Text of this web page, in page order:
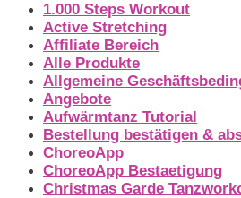
1.000 Steps Workout
Active Stretching
Affiliate Bereich
Alle Produkte
Allgemeine
Angebote
Aufwärmtanz Tutorial
Bestellung bestätigen &
ChoreoApp
ChoreoApp Bestaetigung
Christmas Garde